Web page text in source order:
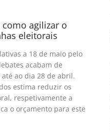
agilizar o
eleitorais
a 18 de maio pelo
acabam de
ao dia 28 de abril.
estima reduzir os
respetivamente a
o orçamento para este